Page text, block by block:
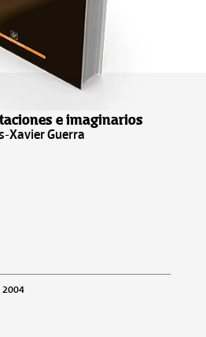
e imaginarios
Xavier Guerra
2004